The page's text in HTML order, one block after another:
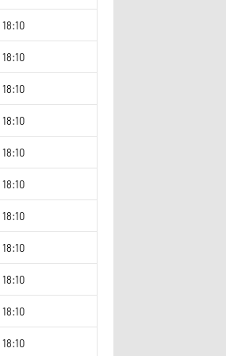
18:10
18:10
18:10
18:10
18:10
18:10
18:10
18:10
18:10
18:10
18:10